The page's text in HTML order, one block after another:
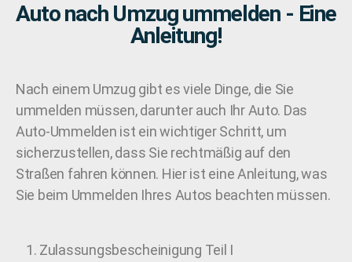
Auto nach Umzug ummelden - Eine
Anleitung!
Nach einem Umzug gibt es viele Dinge, die Sie
ummelden müssen, darunter auch Ihr Auto. Das
Auto-Ummelden ist ein wichtiger Schritt, um
sicherzustellen, dass Sie rechtmäßig auf den
Straßen fahren können. Hier ist eine Anleitung, was
Sie beim Ummelden Ihres Autos beachten müssen.
Zulassungsbescheinigung Teil I